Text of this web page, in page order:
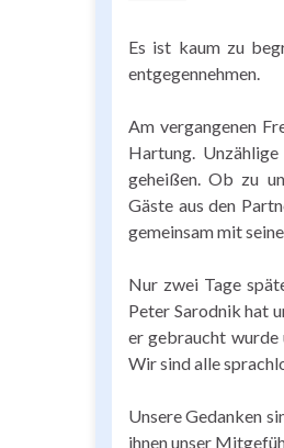
Es ist kaum zu
entgegennehmen.
Am vergangenen
Hartung.
geheißen. Ob zu
Gäste aus den
gemeinsam mit
Nur zwei Tage
Peter Sarodnik hat
er gebraucht wurde
Wir sind alle
Unsere Gedanken
ihnen unser